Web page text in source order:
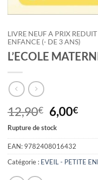
LIVRE NEUF A PRIX REDUIT
ENFANCE (- DE 3 ANS)
L’ECOLE
12,90€ Le
prix
initial
était :
12,90€.
6,00€Le
Rupture de stock
EAN: 9782408016432
Catégorie : EVEIL - PETITE